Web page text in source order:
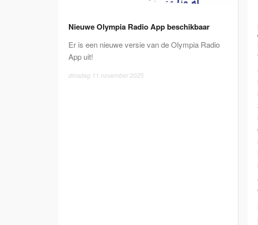
Nieuwe Olympia Radio App beschikbaar
Er is een nieuwe versie van de Olympia Radio
App uit!
dinsdag 11 november 2025